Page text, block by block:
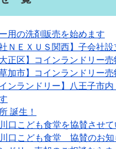
用の洗剤販売を始めます
社ＮＥＸＵＳ関西】子会社
大正区】コインランドリー
草加市】コインランドリー
インランドリー】八王子市
誕生！
口こども食堂を協賛させ
口こども食堂 協賛のお知